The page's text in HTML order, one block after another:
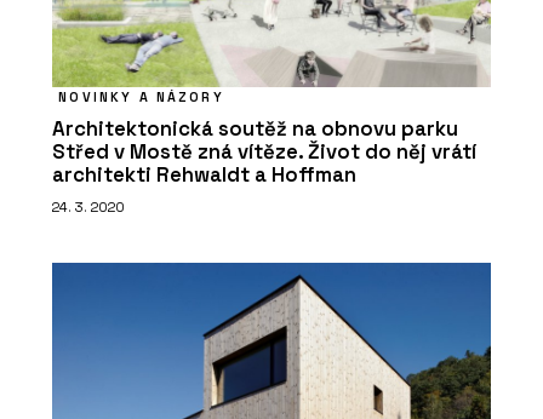
NOVINKY A NÁZORY
Architektonická soutěž na obnovu parku
Střed v Mostě zná vítěze. Život do něj vrátí
architekti Rehwaldt a Hoffman
24. 3. 2020